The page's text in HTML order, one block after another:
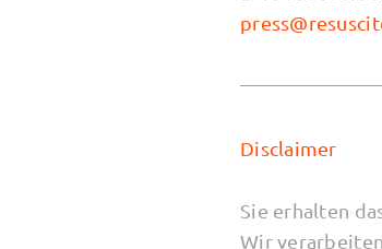
Disclaimer
Sie erhalten
Wir